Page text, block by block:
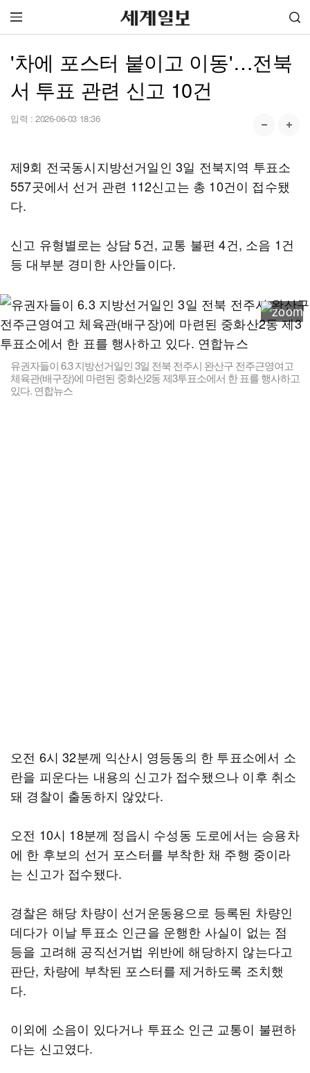
'차에 포스터 붙이고 이동'…전북
서 투표 관련 신고 10건
입력 : 2026-06-03 18:36
제9회 전국동시지방선거일인 3일 전북지역 투표소
557곳에서 선거 관련 112신고는 총 10건이 접수됐
다.
신고 유형별로는 상담 5건, 교통 불편 4건, 소음 1건
등 대부분 경미한 사안들이다.
유권자들이 6.3 지방선거일인 3일 전북 전주시 완산구 전주근영여고
체육관(배구장)에 마련된 중화산2동 제3투표소에서 한 표를 행사하고
있다. 연합뉴스
오전 6시 32분께 익산시 영등동의 한 투표소에서 소
란을 피운다는 내용의 신고가 접수됐으나 이후 취소
돼 경찰이 출동하지 않았다.
오전 10시 18분께 정읍시 수성동 도로에서는 승용차
에 한 후보의 선거 포스터를 부착한 채 주행 중이라
는 신고가 접수됐다.
경찰은 해당 차량이 선거운동용으로 등록된 차량인
데다가 이날 투표소 인근을 운행한 사실이 없는 점
등을 고려해 공직선거법 위반에 해당하지 않는다고
판단, 차량에 부착된 포스터를 제거하도록 조치했
다.
이외에 소음이 있다거나 투표소 인근 교통이 불편하
다는 신고였다.